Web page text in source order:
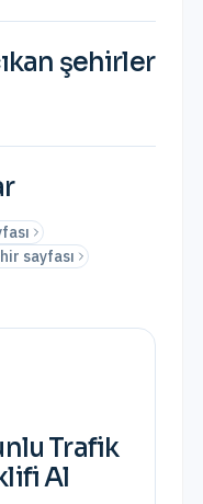
şehirler
sayfası
Trafik
Al